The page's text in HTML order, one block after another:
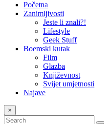
Početna
Zanimljivosti
Jeste li znali?!
Lifestyle
Geek Stuff
Boemski kutak
Film
Glazba
Književnost
Svijet umjetnosti
Najave
×